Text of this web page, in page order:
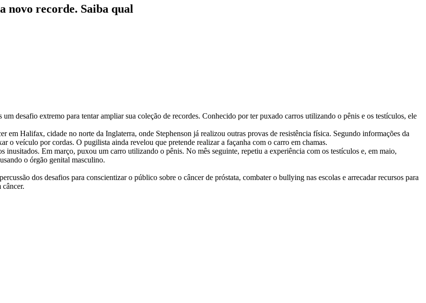
novo recorde. Saiba qual
desafio extremo para tentar ampliar sua coleção de recordes. Conhecido por ter puxado carros utilizando o pênis e os testículos, ele
Halifax, cidade no norte da Inglaterra, onde Stephenson já realizou outras provas de resistência física. Segundo informações da
o veículo por cordas. O pugilista ainda revelou que pretende realizar a façanha com o carro em chamas.
inusitados. Em março, puxou um carro utilizando o pênis. No mês seguinte, repetiu a experiência com os testículos e, em maio,
o órgão genital masculino.
dos desafios para conscientizar o público sobre o câncer de próstata, combater o bullying nas escolas e arrecadar recursos para